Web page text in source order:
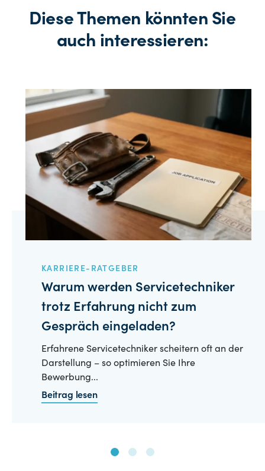
Diese Themen könnten Sie
auch interessieren:
KARRIERE-RATGEBER
Warum werden Servicetechniker
trotz Erfahrung nicht zum
Gespräch eingeladen?
Erfahrene Servicetechniker scheitern oft an der
Darstellung – so optimieren Sie Ihre
Bewerbung...
Beitrag lesen